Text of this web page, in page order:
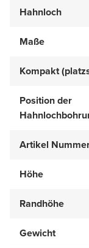
Hahnloch
Maße
Kompakt
Position der
Artikel
Höhe
Randhöhe
Gewicht